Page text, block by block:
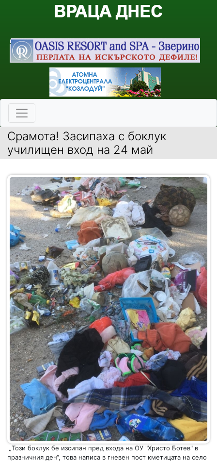
Срамота! Засипаха с боклук
училищен вход на 24 май
„Този боклук бе изсипан пред входа на ОУ "Христо Ботев" в
празничния ден“, това написа в гневен пост кметицата на село